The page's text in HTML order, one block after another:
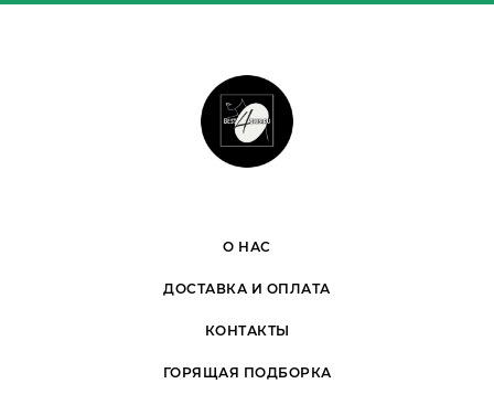
О НАС
ДОСТАВКА И ОПЛАТА
КОНТАКТЫ
ГОРЯЩАЯ ПОДБОРКА